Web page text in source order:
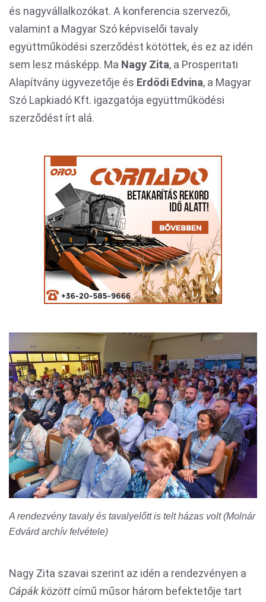
és nagyvállalkozókat. A konferencia szervezői,
valamint a Magyar Szó képviselői tavaly
együttműködési szerződést kötöttek, és ez az idén
sem lesz másképp. Ma Nagy Zita, a Prosperitati
Alapítvány ügyvezetője és Erdődi Edvina, a Magyar
Szó Lapkiadó Kft. igazgatója együttműködési
szerződést írt alá.
A rendezvény tavaly és tavalyelőtt is telt házas volt (Molnár
Edvárd archív felvétele)
Nagy Zita szavai szerint az idén a rendezvényen a
Cápák között című műsor három befektetője tart